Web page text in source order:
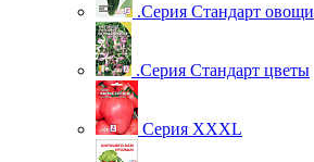
.Серия Стандарт овощи
.Серия Стандарт цветы
Серия XXXL